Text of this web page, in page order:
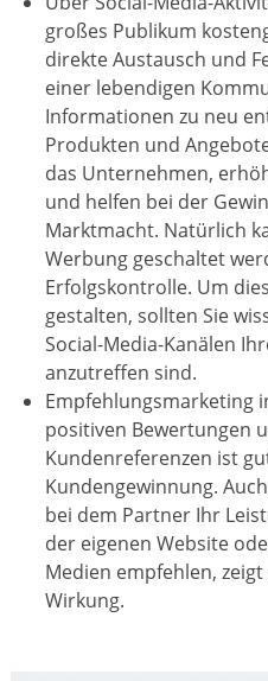
großes Publikum
direkte Austausch und
einer lebendigen
Informationen zu neu
Produkten und
das Unternehmen,
und helfen bei der
Marktmacht. Natürlich
Werbung geschaltet
Erfolgskontrolle. Um
gestalten, sollten Sie
Social-Media-Kanälen
anzutreffen sind.
Empfehlungsmarketing
positiven Bewertungen
Kundenreferenzen ist
Kundengewinnung.
bei dem Partner Ihr
der eigenen Website
Medien empfehlen,
Wirkung.